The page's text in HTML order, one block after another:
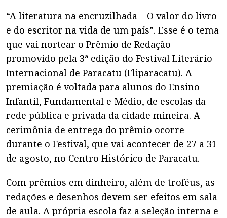
“A literatura na encruzilhada – O valor do livro
e do escritor na vida de um país”. Esse é o tema
que vai nortear o Prêmio de Redação
promovido pela 3ª edição do Festival Literário
Internacional de Paracatu (Fliparacatu). A
premiação é voltada para alunos do Ensino
Infantil, Fundamental e Médio, de escolas da
rede pública e privada da cidade mineira. A
cerimônia de entrega do prêmio ocorre
durante o Festival, que vai acontecer de 27 a 31
de agosto, no Centro Histórico de Paracatu.
Com prêmios em dinheiro, além de troféus, as
redações e desenhos devem ser efeitos em sala
de aula. A própria escola faz a seleção interna e